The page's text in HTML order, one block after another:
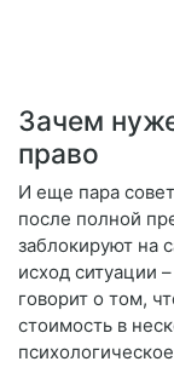
Зачем
право
И еще пара
после полной
заблокируют на
исход ситуации
говорит о том,
стоимость в